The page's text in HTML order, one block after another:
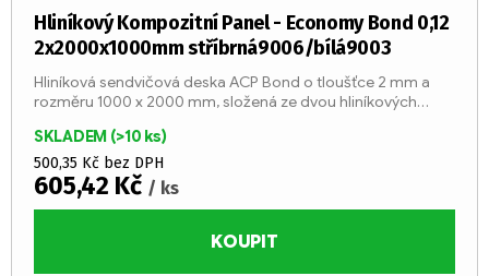
Hliníkový Kompozitní Panel - Economy Bond 0,12
2x2000x1000mm stříbrná9006/bílá9003
SKLADEM (>10 ks)
500,35 Kč bez DPH
605,42 Kč / ks
KOUPIT
Hliníková sendvičová deska ACP Bond o tloušťce 2 mm a
rozměru 1000 x 2000 mm, složená ze dvou hliníkových
na oheň...